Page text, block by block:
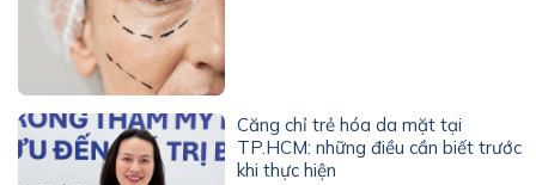
Căng chỉ trẻ hóa da mặt tại
TP.HCM: những điều cần biết trước
khi thực hiện